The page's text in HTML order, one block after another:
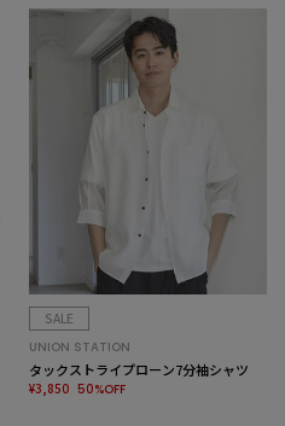
SALE
UNION STATION
タックストライプローン7分袖シャツ
¥3,850 50%OFF